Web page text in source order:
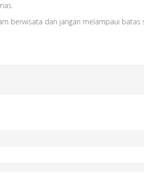
berwisata dan jangan melampaui